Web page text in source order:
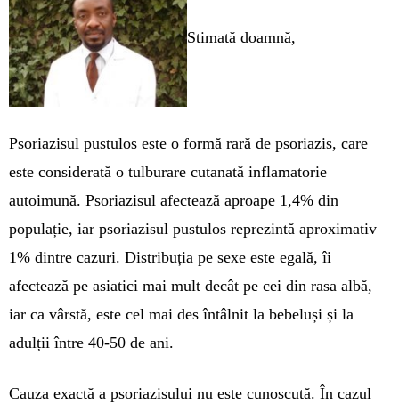
Stimată doamnă,
Psoriazisul pustulos este o formă rară de psoriazis, care
este considerată o tulburare cutanată inflamatorie
autoimună. Psoriazisul afectează aproape 1,4% din
populație, iar psoriazisul pustulos reprezintă aproximativ
1% dintre cazuri. Distribuția pe sexe este egală, îi
afectează pe asiatici mai mult decât pe cei din rasa albă,
iar ca vârstă, este cel mai des întâlnit la bebeluși și la
adulții între 40-50 de ani.
Cauza exactă a psoriazisului nu este cunoscută. În cazul